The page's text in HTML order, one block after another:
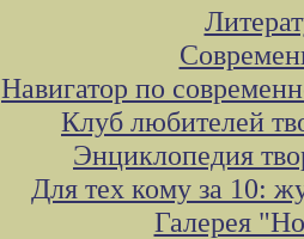
Навигатор по
Клуб любителей
Энциклопедия
Для тех кому за 10:
Галерея